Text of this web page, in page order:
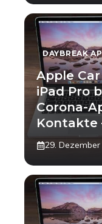
DAYBREAK
Apple
iPad Pro
Corona-
Kontakte
29.